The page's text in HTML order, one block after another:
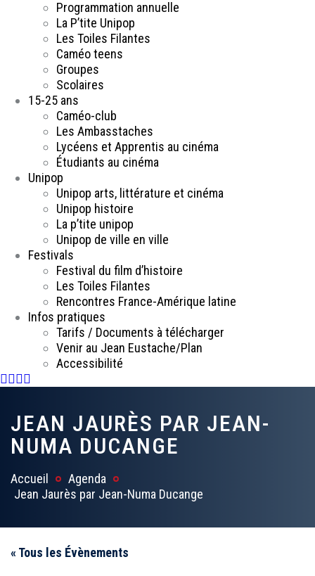
Programmation annuelle
La P’tite Unipop
Les Toiles Filantes
Caméo teens
Groupes
Scolaires
15-25 ans
Caméo-club
Les Ambasstaches
Lycéens et Apprentis au cinéma
Étudiants au cinéma
Unipop
Unipop arts, littérature et cinéma
Unipop histoire
La p’tite unipop
Unipop de ville en ville
Festivals
Festival du film d’histoire
Les Toiles Filantes
Rencontres France-Amérique latine
Infos pratiques
Tarifs / Documents à télécharger
Venir au Jean Eustache/Plan
Accessibilité
Facebook
Instagram
Youtube
JEAN JAURÈS PAR JEAN-
NUMA DUCANGE
Accueil
Agenda
Jean Jaurès par Jean-Numa Ducange
« Tous les Évènements